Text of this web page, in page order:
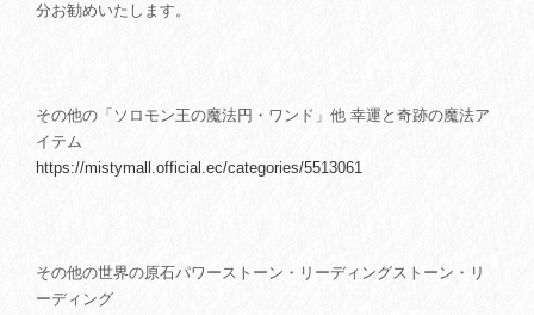
分お勧めいたします。
その他の「ソロモン王の魔法円・ワンド」他 幸運と奇跡の魔法ア
イテム
https://mistymall.official.ec/categories/5513061
その他の世界の原石パワーストーン・リーディングストーン・リ
ーディング